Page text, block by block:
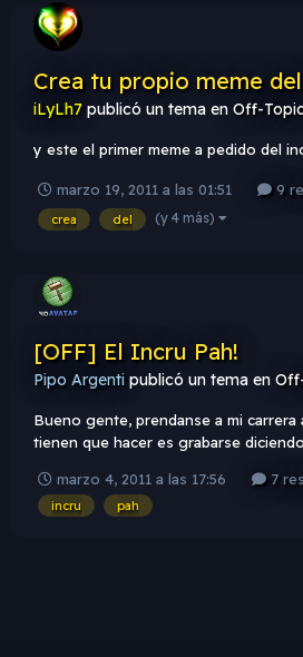
Crea tu propio meme
iLyLh7 publicó un tema en Off-
y este el primer meme a pedido del
marzo 19, 2011 a las 01:51 9
crea del (y 4 más)
[OFF] El Incru Pah!
Pipo Argenti publicó un tema en
Bueno gente, prendanse a mi carrera
tienen que hacer es grabarse
Subanlo a algun host como mediafire.
marzo 4, 2011 a las 17:56 7
incru pah